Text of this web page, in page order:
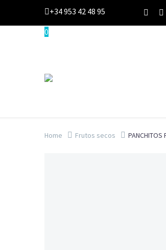
+34 953 42 48 95
0
Home Frutos secos PANCHITOS